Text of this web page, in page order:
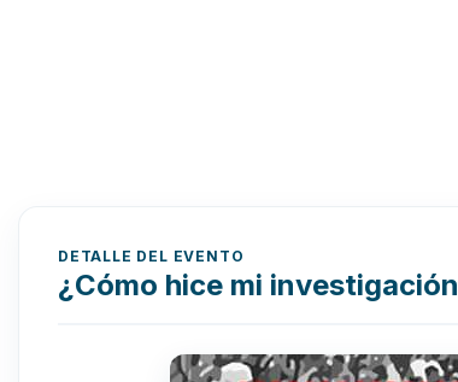
DETALLE DEL EVENTO
¿Cómo hice mi